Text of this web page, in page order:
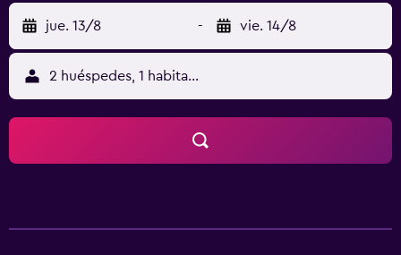
jue. 13/8 - vie. 14/8
2 huéspedes, 1 habitación